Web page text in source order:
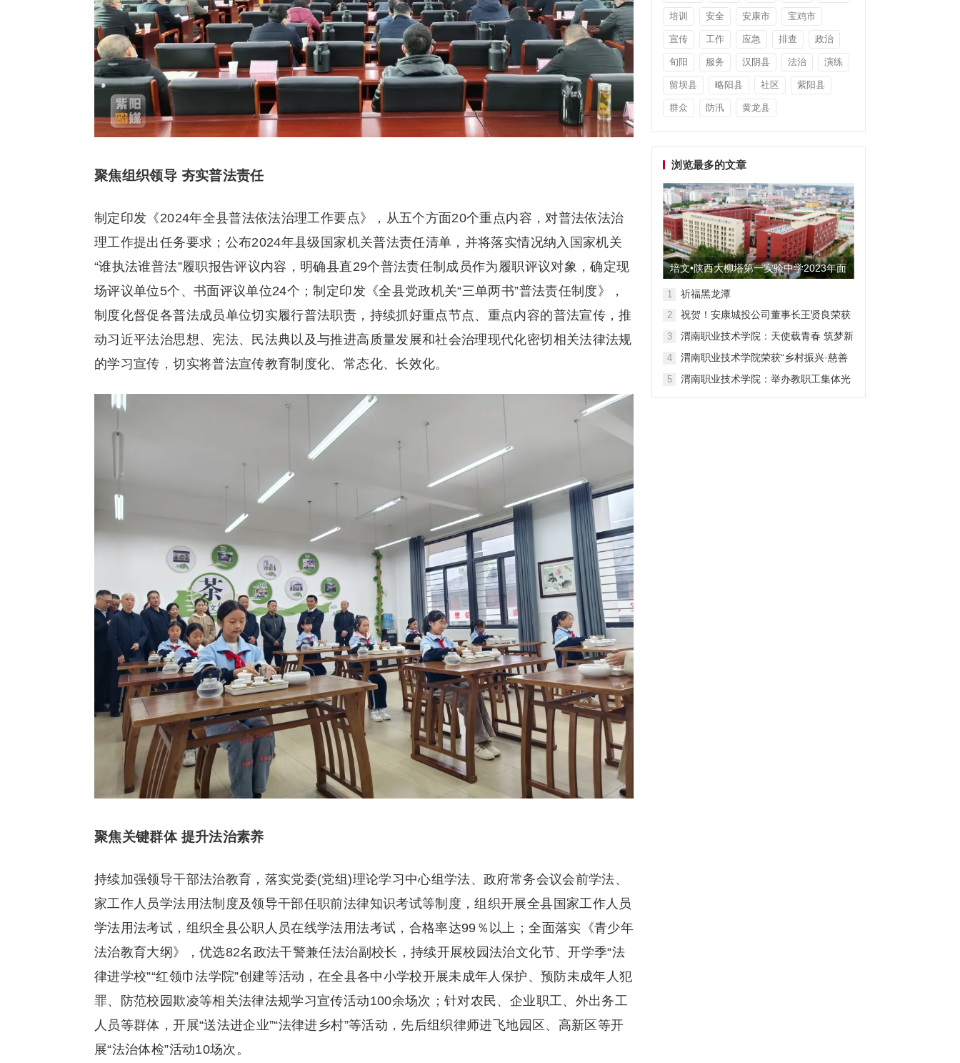
聚焦组织领导 夯实普法责任
制定印发《2024年全县普法依法治理工作要点》，从五个方面20个重点内容，对普法依法治
理工作提出任务要求；公布2024年县级国家机关普法责任清单，并将落实情况纳入国家机关
“谁执法谁普法”履职报告评议内容，明确县直29个普法责任制成员作为履职评议对象，确定现
场评议单位5个、书面评议单位24个；制定印发《全县党政机关“三单两书”普法责任制度》，
制度化督促各普法成员单位切实履行普法职责，持续抓好重点节点、重点内容的普法宣传，推
动习近平法治思想、宪法、民法典以及与推进高质量发展和社会治理现代化密切相关法律法规
的学习宣传，切实将普法宣传教育制度化、常态化、长效化。
聚焦关键群体 提升法治素养
持续加强领导干部法治教育，落实党委(党组)理论学习中心组学法、政府常务会议会前学法、
家工作人员学法用法制度及领导干部任职前法律知识考试等制度，组织开展全县国家工作人员
学法用法考试，组织全县公职人员在线学法用法考试，合格率达99％以上；全面落实《青少年
法治教育大纲》，优选82名政法干警兼任法治副校长，持续开展校园法治文化节、开学季“法
律进学校”“红领巾法学院”创建等活动，在全县各中小学校开展未成年人保护、预防未成年人犯
罪、防范校园欺凌等相关法律法规学习宣传活动100余场次；针对农民、企业职工、外出务工
人员等群体，开展“送法进企业”“法律进乡村”等活动，先后组织律师进飞地园区、高新区等开
展“法治体检”活动10场次。
培训 安全 安康市 宝鸡市
宣传 工作 应急 排查 政治
旬阳 服务 汉阴县 法治 演练
留坝县 略阳县 社区 紫阳县
群众 防汛 黄龙县
浏览最多的文章
培文•陕西大柳塔第一实验中学2023年面
向全国招聘教师启事
1 祈福黑龙潭
2
祝贺！安康城投公司董事长王贤良荣获
3
渭南职业技术学院：天使载青春 筑梦新
4
渭南职业技术学院荣获“乡村振兴·慈善
5
渭南职业技术学院：举办教职工集体光